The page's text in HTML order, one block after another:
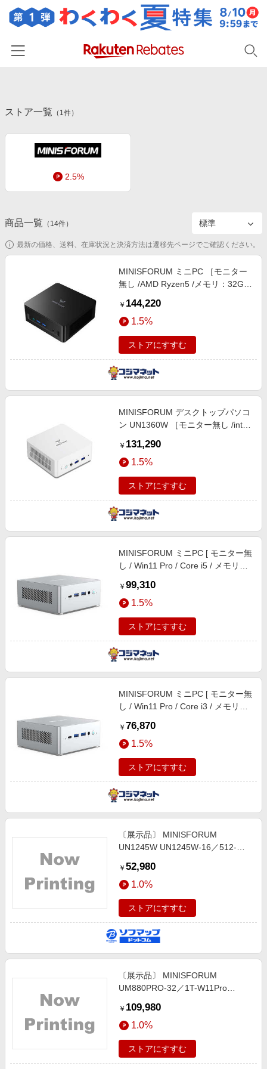
カテゴリー一覧
百貨店・総合ECモール
ファッション・インナー・小物
食品・スイーツ・お酒
家電・PC・スマホ・カメラ
スポーツ・アウトドア・ゴルフ
インテリア・寝具
ペット・花・DIY・車
金融・マネー・保険
ビジネス・その他サービス
初回購入者限定特典
新着ストアのご紹介
電子書籍特集
楽天サービス特集
旅行特集
お中元特集2026
わくわく夏特集
とことん買い物チャレンジ
Apple公式サイト×楽天カード分割払い
Qoo10メガポ
友達紹介
楽天IDでログイン/会員登録
ストア一覧 （ 1件）
2.5%
商品一覧 （ 14件）
最新の価格、送料、在庫状況と決済方法は遷移先ページでご確認ください。
MINISFORUM ミニPC ［モニター
無し /AMD Ryzen5 /メモリ：32GB
W11Pro-7640HS
￥ 144,220
1.5%
ストアにすすむ
MINISFORUM デスクトップパソコ
ン UN1360W ［モニター無し /intel
/2024年11月モデル］ UN1360W-
32/1T-W11pro-13620H
￥ 131,290
1.5%
ストアにすすむ
MINISFORUM ミニPC [ モニター無
し / Win11 Pro / Core i5 / メモリ
16/512-W11Pro-13500H
￥ 99,310
1.5%
ストアにすすむ
MINISFORUM ミニPC [ モニター無
し / Win11 Pro / Core i3 / メモリ
16/512-W11Pro-1220P
￥ 76,870
1.5%
ストアにすすむ
〔展示品〕 MINISFORUM
UN1245W UN1245W-16／512-
￥ 52,980
1.0%
ストアにすすむ
〔展示品〕 MINISFORUM
UM880PRO-32／1T-W11Pro
￥ 109,980
1.0%
ストアにすすむ